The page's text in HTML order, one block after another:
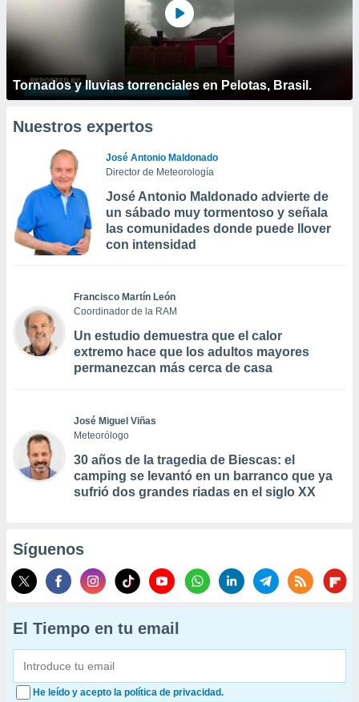
Tornados y lluvias torrenciales en Pelotas, Brasil.
Nuestros expertos
José Antonio Maldonado
Director de Meteorología
José Antonio Maldonado advierte de
un sábado muy tormentoso y señala
las comunidades donde puede llover
con intensidad
Francisco Martín León
Coordinador de la RAM
Un estudio demuestra que el calor
extremo hace que los adultos mayores
permanezcan más cerca de casa
José Miguel Viñas
Meteorólogo
30 años de la tragedia de Biescas: el
camping se levantó en un barranco que ya
sufrió dos grandes riadas en el siglo XX
Síguenos
El Tiempo en tu email
He leído y acepto la política de privacidad.